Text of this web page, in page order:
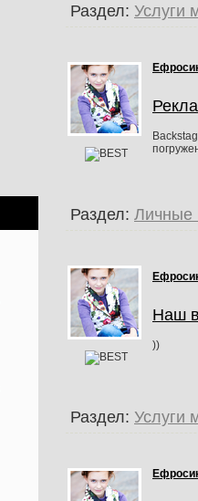
Раздел: Услуги
Раздел: Личные
Наш
))
Раздел: Услуги